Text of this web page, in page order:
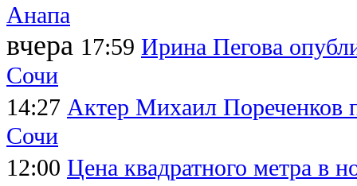
Анапа
вчера 17:59 Ирина Пегова
Сочи
14:27 Актер Михаил Пореченков
Сочи
12:00 Цена квадратного метра в